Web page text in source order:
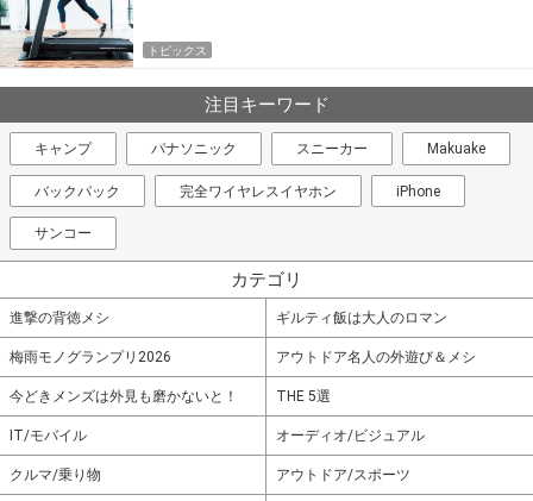
トピックス
注目キーワード
キャンプ パナソニック スニーカー Makuake
バックパック 完全ワイヤレスイヤホン iPhone
サンコー
カテゴリ
進撃の背徳メシ ギルティ飯は大人のロマン
梅雨モノグランプリ2026 アウトドア名人の外遊び＆メシ
今どきメンズは外見も磨かないと！ THE 5選
IT/モバイル オーディオ/ビジュアル
クルマ/乗り物 アウトドア/スポーツ